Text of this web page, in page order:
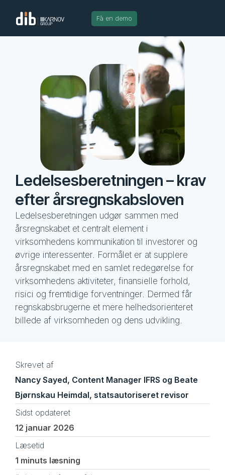
Få en demo
Ledelsesberetningen – krav
efter årsregnskabsloven
Ledelsesberetningen udgør sammen med
årsregnskabet et centralt element i
virksomhedens kommunikation til investorer og
øvrige interessenter. Formålet er at supplere
årsregnskabet med en samlet redegørelse for
virksomhedens aktiviteter, finansielle forhold,
risici og fremtidige forventninger. Dermed får
regnskabsbrugerne et mere helhedsorienteret
billede af virksomheden og dens udvikling.
Skrevet af
Nancy Sayed, Content Manager IFRS og Beate
Bjørnskau Heimdal, statsautoriseret revisor
Sidst opdateret
12 januar 2026
Læsetid
1 minuts læsning